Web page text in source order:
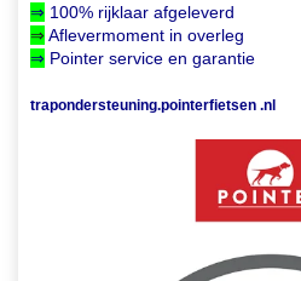
⇒ 100% rijklaar afgeleverd
⇒ Aflevermoment in overleg
⇒ Pointer service en garantie
trapondersteuning.pointerfietsen .nl